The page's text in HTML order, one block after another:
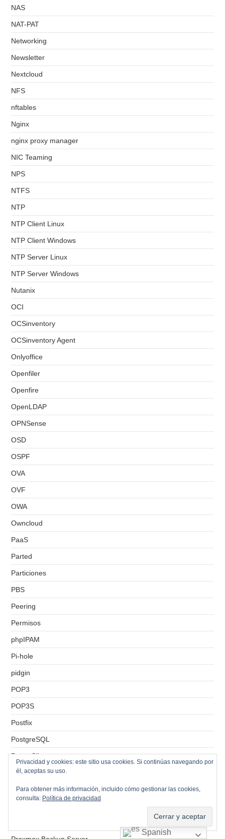
NAS
NAT-PAT
Networking
Newsletter
Nextcloud
NFS
nftables
Nginx
nginx proxy manager
NIC Teaming
NPS
NTFS
NTP
NTP Client Linux
NTP Client Windows
NTP Server Linux
NTP Server Windows
Nutanix
OCI
OCSinventory
OCSinventory Agent
Onlyoffice
Openfiler
Openfire
OpenLDAP
OPNSense
OSD
OSPF
OVA
OVF
OWA
Owncloud
PaaS
Parted
Particiones
PBS
Peering
Permisos
phpIPAM
Pi-hole
pidgin
POP3
POP3S
Postfix
PostgreSQL
PowerCli
PowerShell
Promociones
Spanish
Privacidad y cookies: este sitio usa cookies. Si continúas navegando por
él, aceptas su uso.
Para obtener más información, incluido cómo gestionar las cookies,
consulta: Política de privacidad